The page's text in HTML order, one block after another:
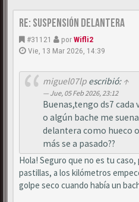
Re: Suspensión delantera
#31121 porWifli2
Vie, 13 Mar 2026, 14:39
miguel07lpescribió: ↑
Jue, 05 Feb 2026, 23:12
Buenas,tengo ds7 cada
o algún bache me
delantera como hueco
más se a pasado??
Hola! Seguro que no es tu
pastillas, a los kilómetros
golpe seco cuando había un